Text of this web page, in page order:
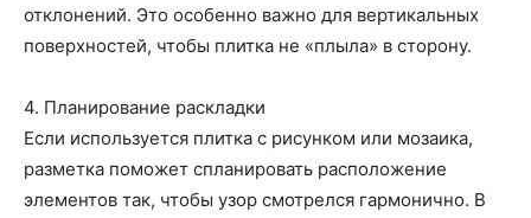
отклонений. Это особенно важно для вертикальных
поверхностей, чтобы плитка не «плыла» в сторону.
4. Планирование раскладки
Если используется плитка с рисунком или мозаика,
разметка поможет спланировать расположение
элементов так, чтобы узор смотрелся гармонично. В